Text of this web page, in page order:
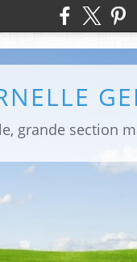
grande section